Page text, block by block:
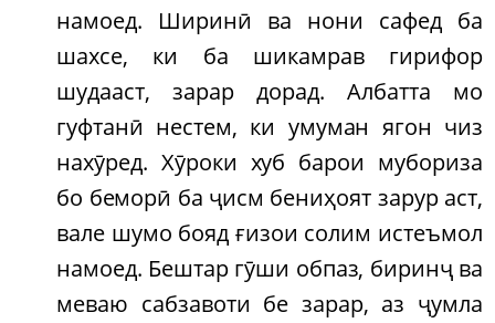
намоед. Ширинӣ ва нони сафед ба
шахсе, ки ба шикамрав гирифор
шудааст, зарар дорад. Албатта мо
гуфтанӣ нестем, ки умуман ягон чиз
нахӯред. Хӯроки хуб барои мубориза
бо беморӣ ба ҷисм бениҳоят зарур аст,
вале шумо бояд ғизои солим истеъмол
намоед. Бештар гӯши обпаз, биринҷ ва
меваю сабзавоти бе зарар, аз ҷумла